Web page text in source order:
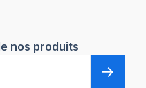
nos produits